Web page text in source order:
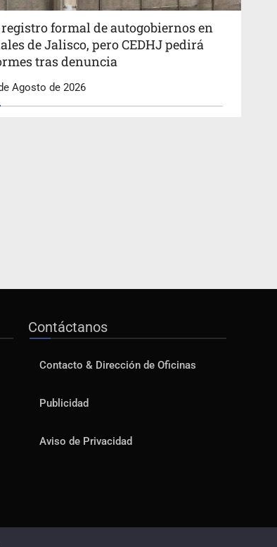
formal de autogobiernos en
de Jalisco, pero CEDHJ pedirá
tras denuncia
Agosto de 2026
Contáctanos
Contacto & Dirección de Oficinas
Publicidad
Aviso de Privacidad